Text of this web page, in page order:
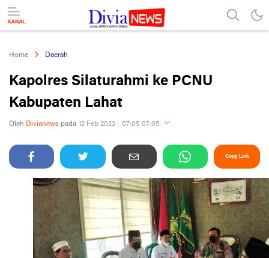
divianews.com
Home Daerah
Kapolres Silaturahmi ke PCNU
Kabupaten Lahat
Oleh Divianews pada 12 Feb 2022 - 07:05 07:05
Copy Link